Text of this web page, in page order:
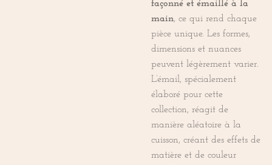
façonné et émaillé à la
main, ce qui rend chaque
pièce unique. Les formes,
dimensions et nuances
peuvent légèrement varier.
L’émail, spécialement
élaboré pour cette
collection, réagit de
manière aléatoire à la
cuisson, créant des effets de
matière et de couleur